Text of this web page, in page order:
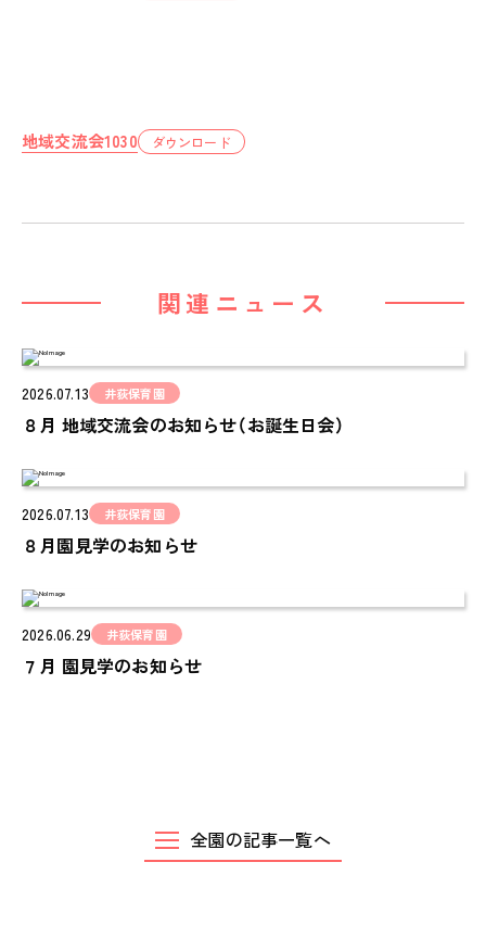
cocoiro
児童発達支援・
保護者様の声
お知らせ
NEWS
会社概要
COMPANY
採用情報
ピノキオチャンネル
PINOKI'S YOUTUBE
CONTACT
地域交流会1030 ダウンロード
関連ニュース
2026.07.13 井荻保育園
８月 地域交流会のお知らせ（お誕生日会）
2026.07.13 井荻保育園
８月園見学のお知らせ
2026.06.29 井荻保育園
７月 園見学のお知らせ
全園の記事一覧へ